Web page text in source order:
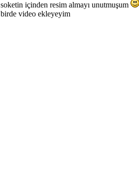
soketin içinden resim almayı unutmuşum
birde video ekleyeyim